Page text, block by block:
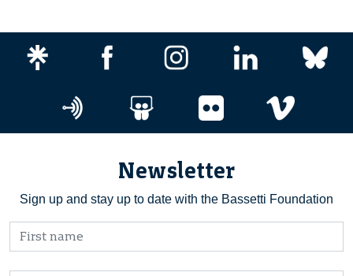
Newsletter
Sign up and stay up to date with the Bassetti Foundation